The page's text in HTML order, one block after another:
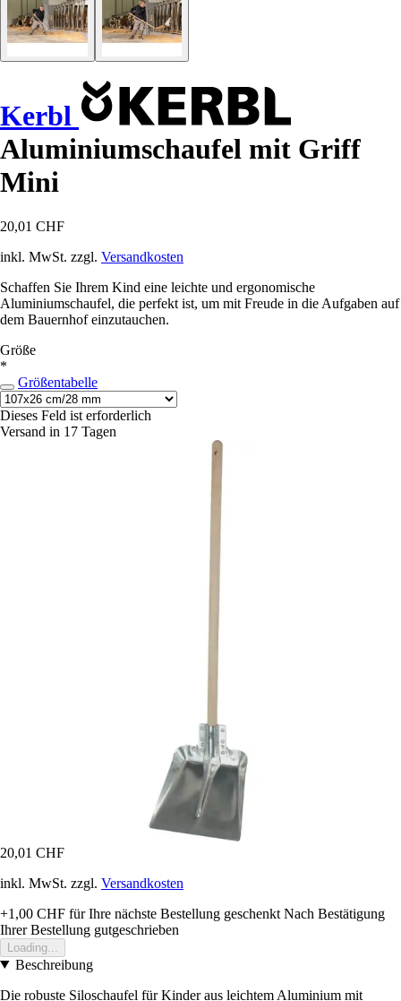
Kerbl
Aluminiumschaufel mit Griff
Mini
20,01 CHF
inkl. MwSt. zzgl. Versandkosten
Schaffen Sie Ihrem Kind eine leichte und ergonomische
Aluminiumschaufel, die perfekt ist, um mit Freude in die Aufgaben auf
dem Bauernhof einzutauchen.
Größe
*
Größentabelle
Dieses Feld ist erforderlich
Versand in 17 Tagen
20,01 CHF
inkl. MwSt. zzgl. Versandkosten
+1,00 CHF für Ihre nächste Bestellung geschenkt Nach Bestätigung
Ihrer Bestellung gutgeschrieben
Loading...
Beschreibung
Die robuste Siloschaufel für Kinder aus leichtem Aluminium mit